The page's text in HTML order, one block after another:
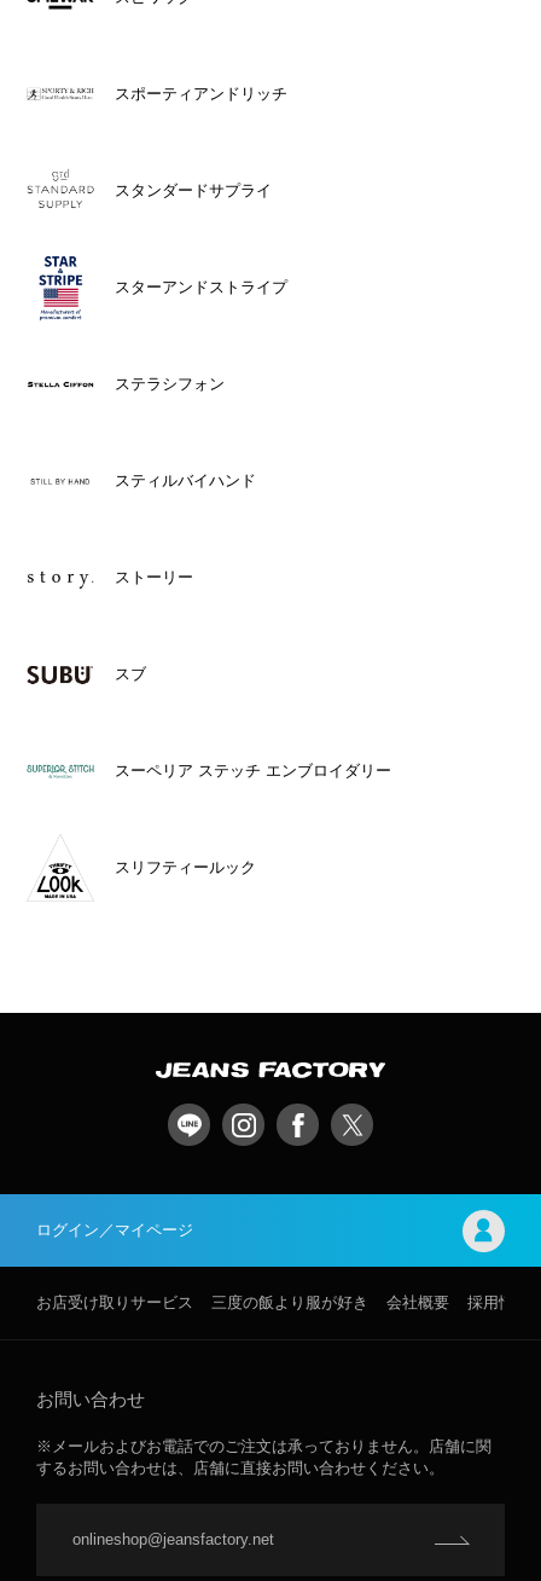
スポーティアンドリッチ
スタンダードサプライ
スターアンドストライプ
ステラシフォン
スティルバイハンド
ストーリー
スブ
スーペリア ステッチ エンブロイダリー
スリフティールック
ログイン／マイページ
お店受け取りサービス 三度の飯より服が好き 会社概要 採用情報
お問い合わせ
※メールおよびお電話でのご注文は承っておりません。店舗に関
するお問い合わせは、店舗に直接お問い合わせください。
onlineshop@jeansfactory.net